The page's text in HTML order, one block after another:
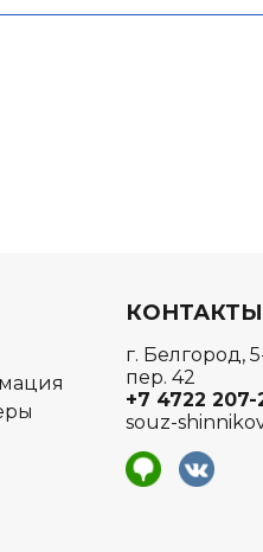
КОНТАКТЫ
г. Белгород,
пер. 42
+7 4722 207-
souz-